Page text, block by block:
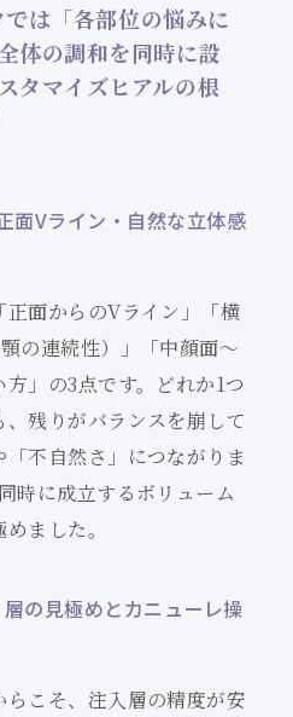
は「各部位の悩みに
体の調和を同時に設
タマイズヒアルの根
面Vライン・自然な立体感
面からのVライン」「横
の連続性）」「中顔面〜
」の3点です。どれか1つ
残りがバランスを崩して
不自然さ」につながりま
時に成立するボリューム
ました。
の見極めとカニューレ操
こそ、注入層の精度が安